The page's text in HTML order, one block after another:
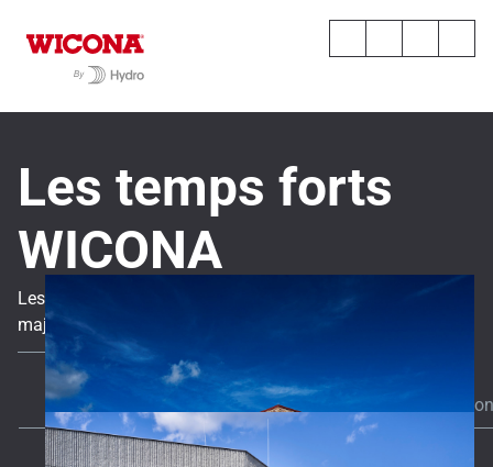
Les temps forts
WICONA
Les dernières actualités, analyses d’experts et références
majeures en matière de solutions durables et haute
performance.
Tout Actualités Toutes les